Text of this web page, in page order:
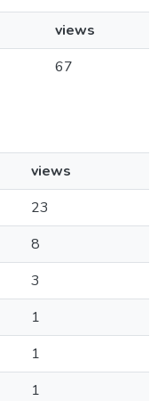
views
67
views
23
8
3
1
1
1